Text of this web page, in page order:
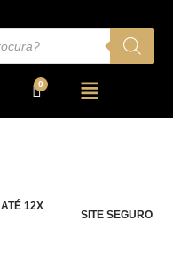
ATÉ 12X
SITE SEGURO